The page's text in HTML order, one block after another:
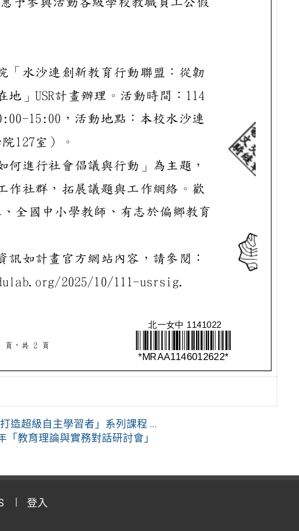
造超級自主學習者」系列課程 ...
教育理論與實務對話研討會」
登入